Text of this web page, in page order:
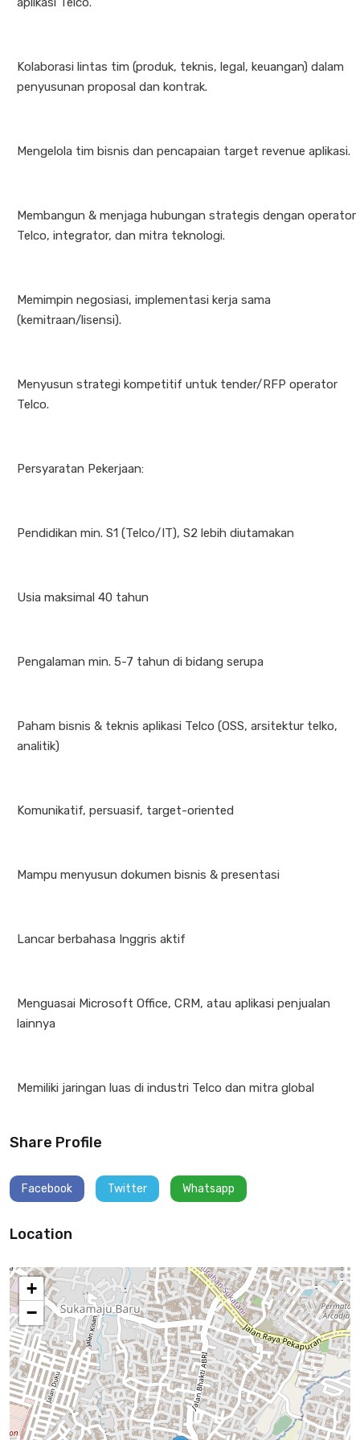
Kolaborasi lintas tim (produk, teknis, legal, keuangan) dalam
penyusunan proposal dan kontrak.
Mengelola tim bisnis dan pencapaian target revenue aplikasi.
Membangun & menjaga hubungan strategis dengan operator
Telco, integrator, dan mitra teknologi.
Memimpin negosiasi, implementasi kerja sama
(kemitraan/lisensi).
Menyusun strategi kompetitif untuk tender/RFP operator
Telco.
Persyaratan Pekerjaan:
Pendidikan min. S1 (Telco/IT), S2 lebih diutamakan
Usia maksimal 40 tahun
Pengalaman min. 5-7 tahun di bidang serupa
Paham bisnis & teknis aplikasi Telco (OSS, arsitektur telko,
analitik)
Komunikatif, persuasif, target-oriented
Mampu menyusun dokumen bisnis & presentasi
Lancar berbahasa Inggris aktif
Menguasai Microsoft Office, CRM, atau aplikasi penjualan
lainnya
Memiliki jaringan luas di industri Telco dan mitra global
Share Profile
Facebook Twitter Whatsapp
Location
+
−